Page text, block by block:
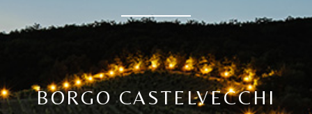
BORGO CASTELVECCHI